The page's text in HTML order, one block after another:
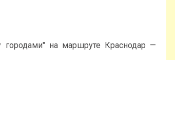
на маршруте Краснодар —